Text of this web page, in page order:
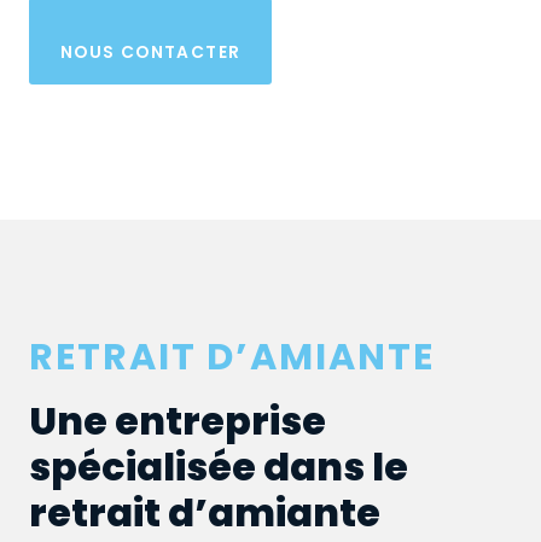
NOUS CONTACTER
RETRAIT D’AMIANTE
Une entreprise
spécialisée dans le
retrait d’amiante